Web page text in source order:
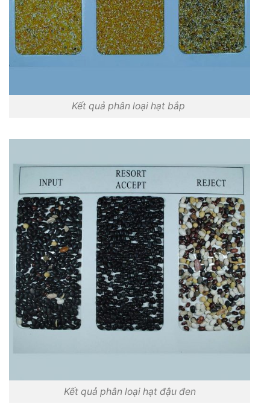
Kết quả phân loại hạt bắp
Kết quả phân loại hạt đậu đen